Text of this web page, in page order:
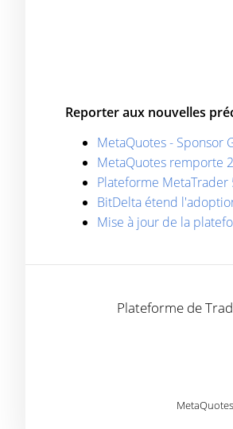
Reporter aux nouvelles
MetaQuotes - Sponsor
MetaQuotes remporte
Plateforme
BitDelta étend
Mise à jour de la
Plateforme de